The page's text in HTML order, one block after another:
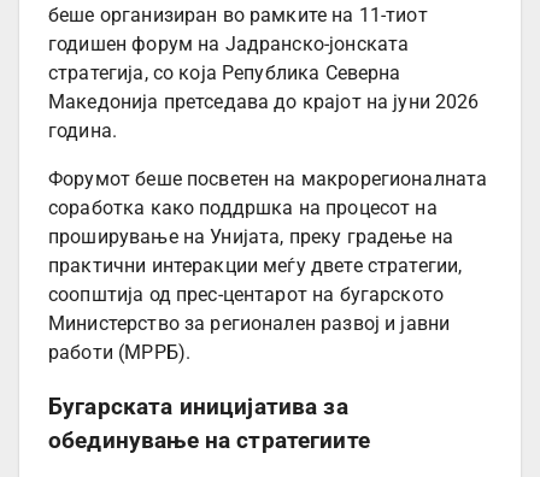
беше организиран во рамките на 11-тиот
годишен форум на Јадранско-јонската
стратегија, со која Република Северна
Македонија претседава до крајот на јуни 2026
година.
Форумот беше посветен на макрорегионалната
соработка како поддршка на процесот на
проширување на Унијата, преку градење на
практични интеракции меѓу двете стратегии,
соопштија од прес-центарот на бугарското
Министерство за регионален развој и јавни
работи (МРРБ).
Бугарската иницијатива за
обединување на стратегиите